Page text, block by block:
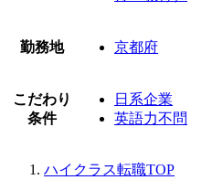
勤務地 京都府
こだわり
条件
日系企業
英語力不問
ハイクラス転職TOP